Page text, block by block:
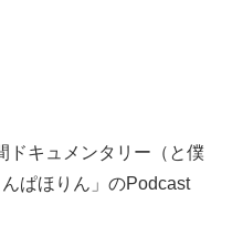
ドキュメンタリー（と僕
ぱほりん」のPodcast